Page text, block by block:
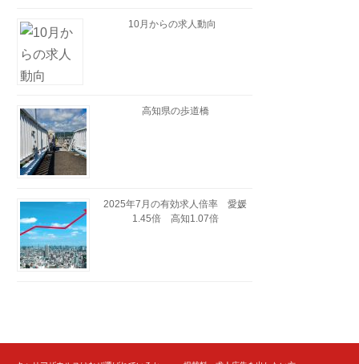
10月からの求人動向
高知県の歩道橋
2025年7月の有効求人倍率 愛媛
1.45倍 高知1.07倍